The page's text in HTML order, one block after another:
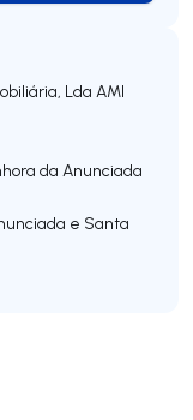
Lda AMI
da Anunciada
e Santa